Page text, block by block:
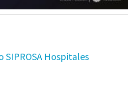
SIPROSA Hospitales